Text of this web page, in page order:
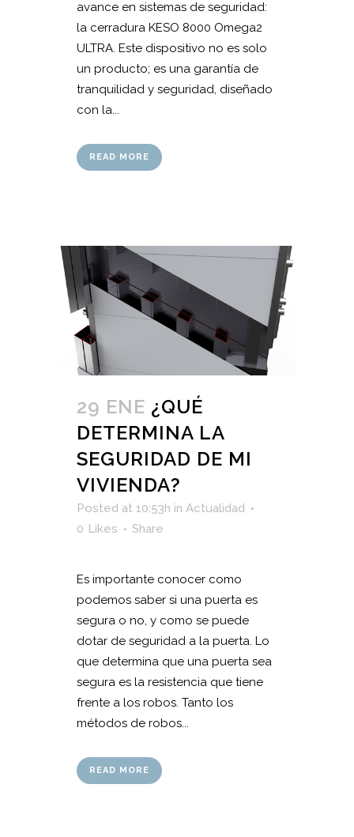
avance en sistemas de seguridad:
la cerradura KESO 8000 Omega2
ULTRA. Este dispositivo no es solo
un producto; es una garantía de
tranquilidad y seguridad, diseñado
con la...
READ MORE
29 ENE ¿QUÉ
DETERMINA LA
SEGURIDAD DE MI
VIVIENDA?
Posted at 10:53h in Actualidad
0 Likes Share
Es importante conocer como
podemos saber si una puerta es
segura o no, y como se puede
dotar de seguridad a la puerta. Lo
que determina que una puerta sea
segura es la resistencia que tiene
frente a los robos. Tanto los
métodos de robos...
READ MORE